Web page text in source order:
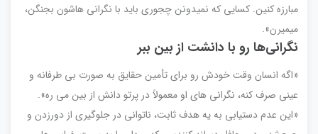
مبارزه کنین. کسایی که نمیدونن چجوری باید با نگرانی هاشون بجنگن،
میمیرن».
نگرانی‌ها رو با دانشت از بین ببر
«اگه انسان وقت خودش رو برای تأمین حقایق به صورت بی طرفانه و
عینی صرف کنه، نگرانی های او معمولاً در پرتو دانش از بین می ره».
«این عدم دستیابی به یه هدف ثابت، ناتوانی در جلوگیری از دورزدن و